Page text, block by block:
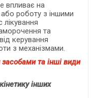
впливає на
роботу з іншими
та
керування
з механізмами.
та інші види
інших